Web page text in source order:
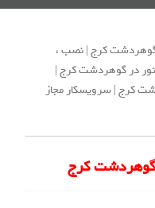
گوهردشت کرج | نصب ،
در گوهردشت کرج |
کرج | سرویسکار مجاز
گوهردشت کرج